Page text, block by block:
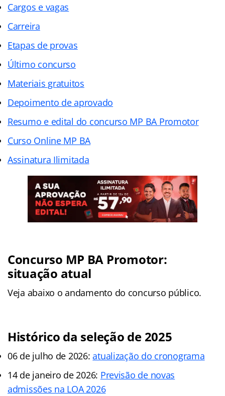
Cargos e vagas
Carreira
Etapas de provas
Último concurso
Materiais gratuitos
Depoimento de aprovado
Resumo e edital do concurso MP BA Promotor
Curso Online MP BA
Assinatura Ilimitada
Concurso MP BA Promotor:
situação atual
Veja abaixo o andamento do concurso público.
Histórico da seleção de 2025
06 de julho de 2026:atualização do cronograma
14 de janeiro de 2026: Previsão de novas
admissões na LOA 2026